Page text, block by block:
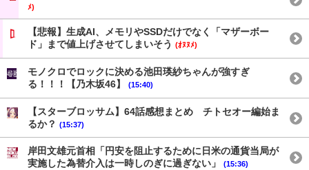
ﾒ)
【悲報】生成AI、メモリやSSDだけでなく「マザーボー
ド」まで値上げさせてしまいそう (ｵﾇﾇﾒ)
モノクロでロックに決める池田瑛紗ちゃんが強すぎ
る！！！【乃木坂46】
(15:40)
【スターブロッサム】64話感想まとめ チトセオー編始ま
るか？ (15:37)
岸田文雄元首相「円安を阻止するために日米の通貨当局が
実施した為替介入は一時しのぎに過ぎない」
(15:36)